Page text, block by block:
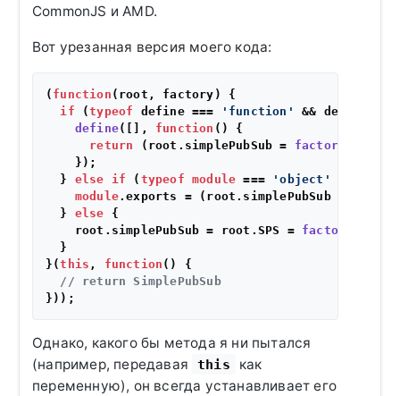
CommonJS и AMD.
Вот урезанная версия моего кода:
( function ( root, factory ) {
if (typeof define === 'function' && define.
define([], function ( ) {
return (root. simplePubSub = factory
    });
  }
else if ( typeof module === 'object'
module.exports = (root. simplePubSub =
  }
else {
    root.
simplePubSub = root. SPS = factory
  }
}(this , function ( ) {
// return SimplePubSub
Однако, какого бы метода я ни пытался
(например, передавая
this
как
переменную), он всегда устанавливает его